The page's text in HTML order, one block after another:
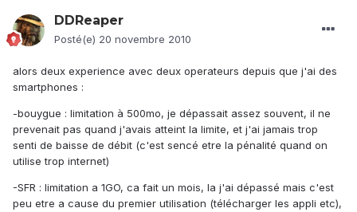
DDReaper
Posté(e) 20 novembre 2010
alors deux experience avec deux operateurs depuis que j'ai des
smartphones :
-bouygue : limitation à 500mo, je dépassait assez souvent, il ne
prevenait pas quand j'avais atteint la limite, et j'ai jamais trop
senti de baisse de débit (c'est sencé etre la pénalité quand on
utilise trop internet)
-SFR : limitation a 1GO, ca fait un mois, la j'ai dépassé mais c'est
peu etre a cause du premier utilisation (télécharger les appli etc),